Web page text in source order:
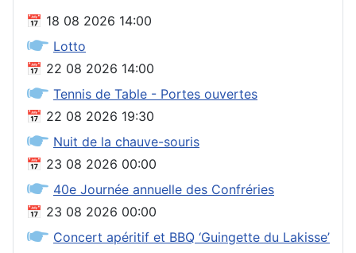
📅 18 08 2026 14:00
🖝 Lotto
📅 22 08 2026 14:00
🖝 Tennis de Table - Portes ouvertes
📅 22 08 2026 19:30
🖝 Nuit de la chauve-souris
📅 23 08 2026 00:00
🖝 40e Journée annuelle des Confréries
📅 23 08 2026 00:00
🖝 Concert apéritif et BBQ ‘Guingette du Lakisse’